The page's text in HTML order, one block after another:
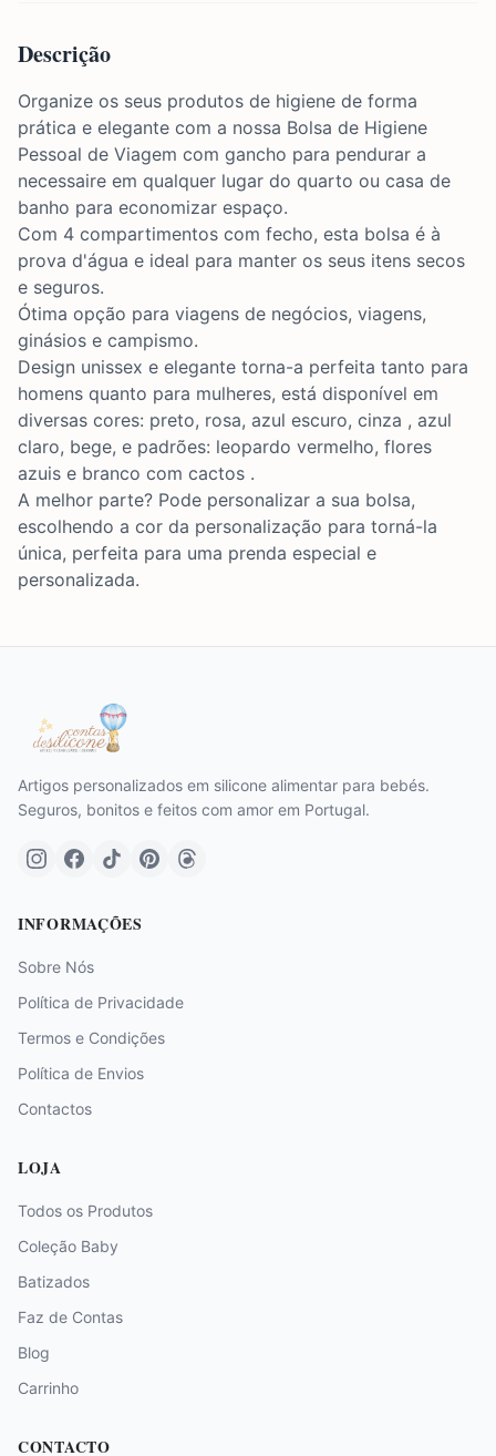
Descrição
Organize os seus produtos de higiene de forma
prática e elegante com a nossa Bolsa de Higiene
Pessoal de Viagem com gancho para pendurar a
necessaire em qualquer lugar do quarto ou casa de
banho para economizar espaço.
Com 4 compartimentos com fecho, esta bolsa é à
prova d'água e ideal para manter os seus itens secos
e seguros.
Ótima opção para viagens de negócios, viagens,
ginásios e campismo.
Design unissex e elegante torna-a perfeita tanto para
homens quanto para mulheres, está disponível em
diversas cores: preto, rosa, azul escuro, cinza , azul
claro, bege, e padrões: leopardo vermelho, flores
azuis e branco com cactos .
A melhor parte? Pode personalizar a sua bolsa,
escolhendo a cor da personalização para torná-la
única, perfeita para uma prenda especial e
personalizada.
Artigos personalizados em silicone alimentar para bebés.
Seguros, bonitos e feitos com amor em Portugal.
INFORMAÇÕES
Sobre Nós
Política de Privacidade
Termos e Condições
Política de Envios
Contactos
LOJA
Todos os Produtos
Coleção Baby
Batizados
Faz de Contas
Blog
Carrinho
CONTACTO